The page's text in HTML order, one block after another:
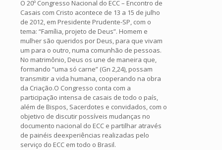
O 20º Congresso Nacional do ECC – Encontro de
Casais com Cristo acontece de 13 a 15 de julho
de 2012, em Presidente Prudente-SP, com o
tema: “Família, projeto de Deus”. Homem e
mulher são queridos por Deus, para que vivam
um para o outro, numa comunhão de pessoas.
No matrimônio, Deus os une de maneira que,
formando “uma só carne” (Gn 2,24), possam
transmitir a vida humana, cooperando na obra
da Criação.O Congresso conta com a
participação intensa de casais de todo o país,
além de Bispos, Sacerdotes e convidados, com o
objetivo de discutir possíveis mudanças no
documento nacional do ECC e partilhar através
de painéis deexperiências realizadas pelo
serviço do ECC em todo o Brasil.